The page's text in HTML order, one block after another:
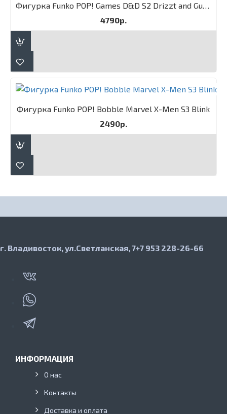
Фигурка Funko POP! Games D&D S2 Drizzt and Guenhwyvar 2PK
4790р.
Фигурка Funko POP! Bobble Marvel X-Men S3 Blink
2490р.
г. Владивосток, ул.Светланская, 7+7 953 228-26-66
ИНФОРМАЦИЯ
О нас
Контакты
Доставка и оплата